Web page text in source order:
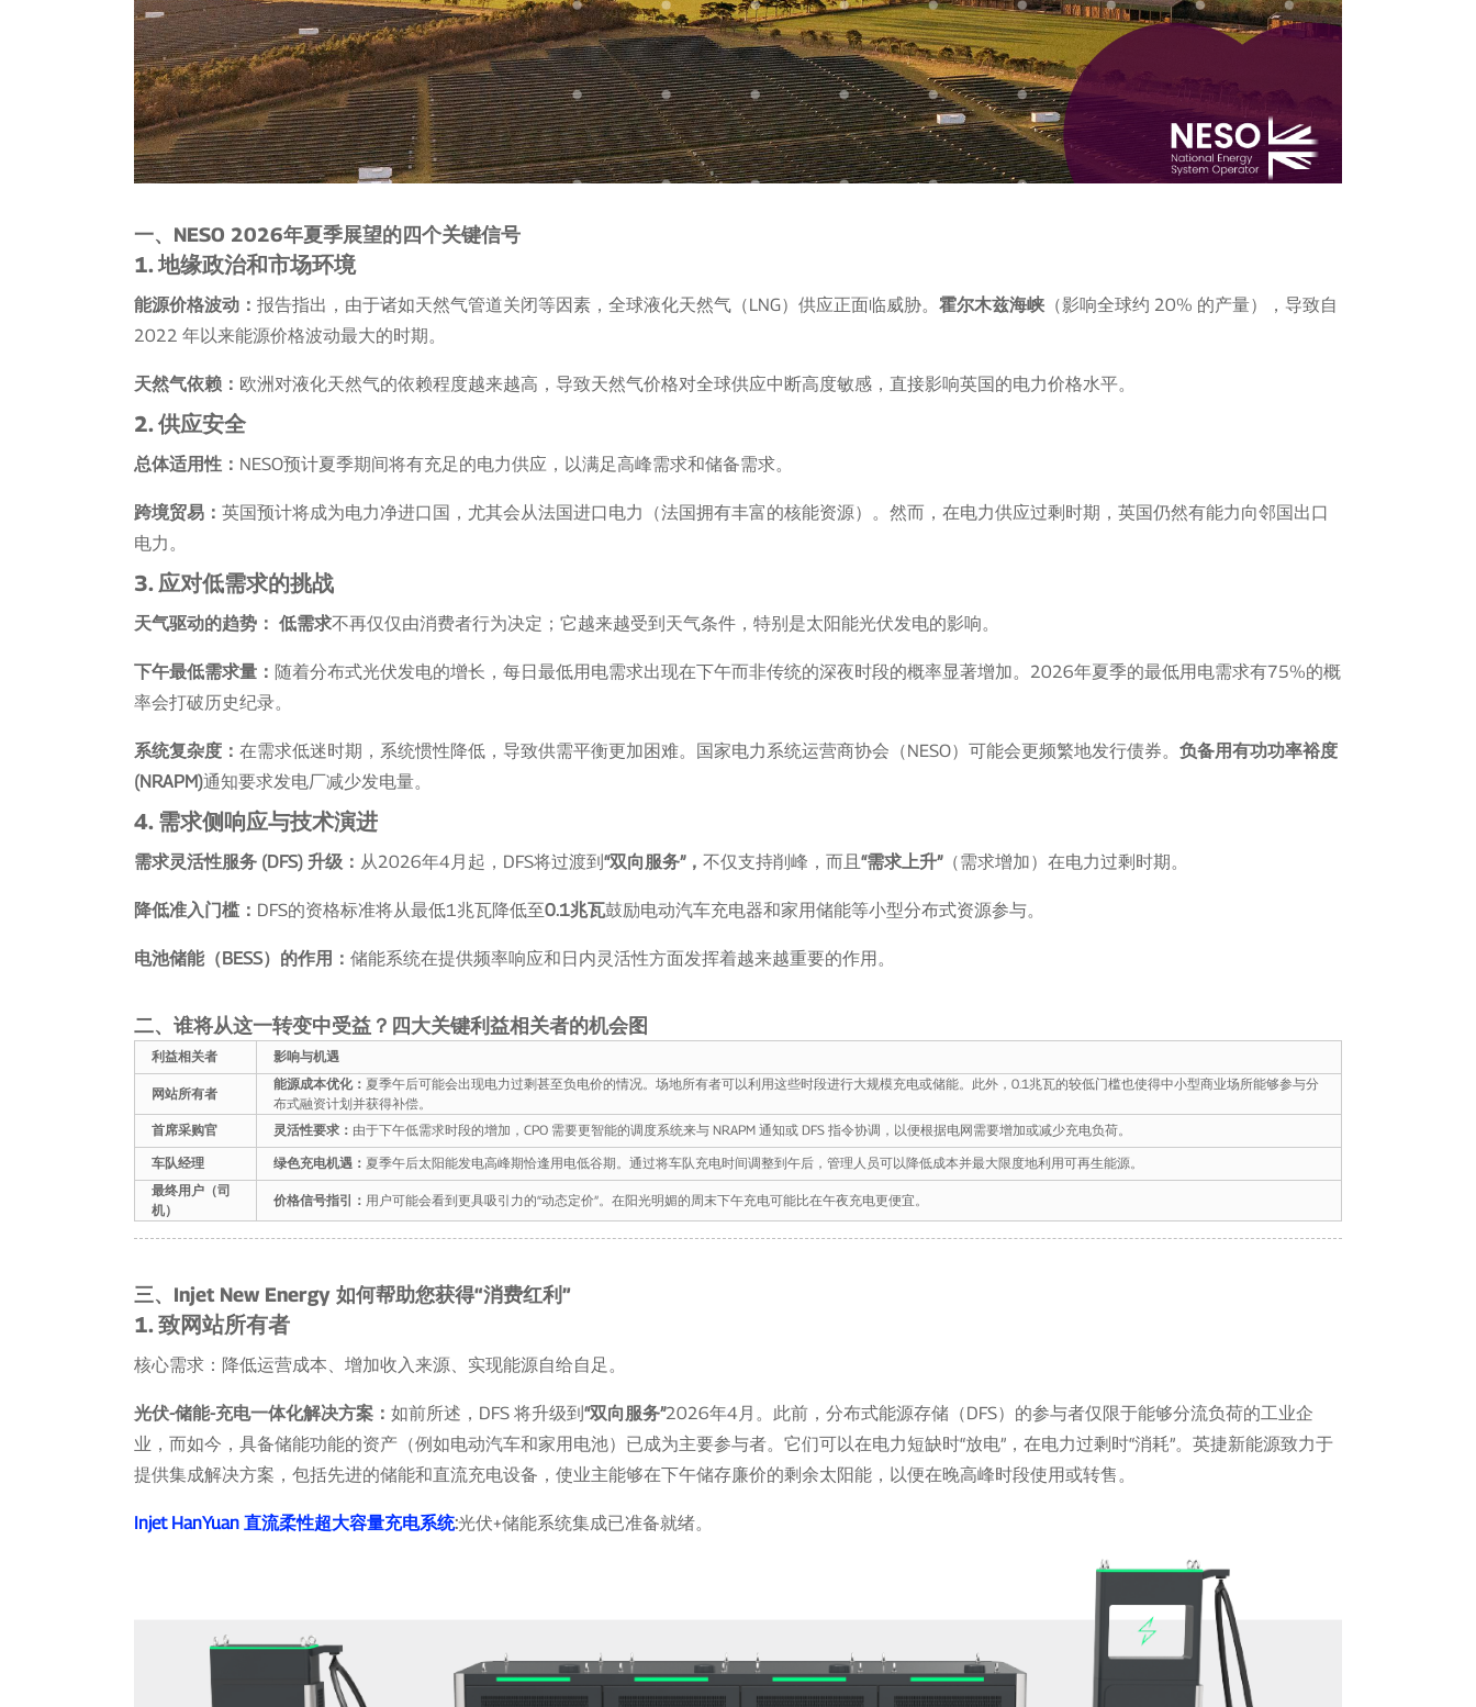
一、NESO 2026年夏季展望的四个关键信号
1. 地缘政治和市场环境
能源价格波动： 报告指出，由于诸如天然气管道关闭等因素，全球液化天然气（LNG）供应正面临威胁。 霍尔木兹海峡 （影响全球约 20% 的产量），导致自
2022 年以来能源价格波动最大的时期。
天然气依赖： 欧洲对液化天然气的依赖程度越来越高，导致天然气价格对全球供应中断高度敏感，直接影响英国的电力价格水平。
2. 供应安全
总体适用性： NESO预计夏季期间将有充足的电力供应，以满足高峰需求和储备需求。
跨境贸易： 英国预计将成为电力净进口国，尤其会从法国进口电力（法国拥有丰富的核能资源）。然而，在电力供应过剩时期，英国仍然有能力向邻国出口
电力。
3. 应对低需求的挑战
天气驱动的趋势： 低需求不再仅仅由消费者行为决定；它越来越受到天气条件，特别是太阳能光伏发电的影响。
下午最低需求量： 随着分布式光伏发电的增长，每日最低用电需求出现在下午而非传统的深夜时段的概率显著增加。2026年夏季的最低用电需求有75%的概
率会打破历史纪录。
系统复杂度： 在需求低迷时期，系统惯性降低，导致供需平衡更加困难。国家电力系统运营商协会（NESO）可能会更频繁地发行债券。 负备用有功功率裕度
(NRAPM)通知要求发电厂减少发电量。
4. 需求侧响应与技术演进
需求灵活性服务 (DFS) 升级： 从2026年4月起，DFS将过渡到“双向服务”， 不仅支持削峰，而且 “需求上升”（需求增加）在电力过剩时期。
降低准入门槛： DFS的资格标准将从最低1兆瓦降低至0.1兆瓦鼓励电动汽车充电器和家用储能等小型分布式资源参与。
电池储能（BESS）的作用： 储能系统在提供频率响应和日内灵活性方面发挥着越来越重要的作用。
二、谁将从这一转变中受益？四大关键利益相关者的机会图
利益相关者 影响与机遇
网站所有者
能源成本优化： 夏季午后可能会出现电力过剩甚至负电价的情况。场地所有者可以利用这些时段进行大规模充电或储能。此外，0.1兆瓦的较低门槛也使得中小型商业场所能够参与分
布式融资计划并获得补偿。
首席采购官
灵活性要求： 由于下午低需求时段的增加，CPO 需要更智能的调度系统来与 NRAPM 通知或 DFS 指令协调，以便根据电网需要增加或减少充电负荷。
车队经理
绿色充电机遇： 夏季午后太阳能发电高峰期恰逢用电低谷期。通过将车队充电时间调整到午后，管理人员可以降低成本并最大限度地利用可再生能源。
最终用户（司
机）
价格信号指引： 用户可能会看到更具吸引力的“动态定价”。在阳光明媚的周末下午充电可能比在午夜充电更便宜。
三、Injet New Energy 如何帮助您获得“消费红利”
1. 致网站所有者
核心需求：降低运营成本、增加收入来源、实现能源自给自足。
光伏-储能-充电一体化解决方案： 如前所述，DFS 将升级到“双向服务”2026年4月。此前，分布式能源存储（DFS）的参与者仅限于能够分流负荷的工业企
业，而如今，具备储能功能的资产（例如电动汽车和家用电池）已成为主要参与者。它们可以在电力短缺时“放电”，在电力过剩时“消耗”。英捷新能源致力于
提供集成解决方案，包括先进的储能和直流充电设备，使业主能够在下午储存廉价的剩余太阳能，以便在晚高峰时段使用或转售。
Injet HanYuan 直流柔性超大容量充电系统:光伏+储能系统集成已准备就绪。